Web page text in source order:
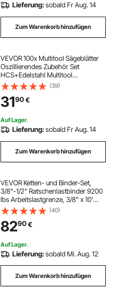
Lieferung:sobald Fr Aug. 14
Zum Warenkorb hinzufügen
VEVOR 100x Multitool Sägeblätter
Oszillierendes Zubehör Set
HCS+Edelstahl Multitool
Segmentsägeblatt 1-3/8 Zoll
Multifunktionswerkzeug Zubehör
Set 45-47 HRC
(39)
3190€
Auf Lager.
Lieferung:sobald Fr Aug. 14
Zum Warenkorb hinzufügen
VEVOR Ketten- und Binder-Set,
3/8"-1/2" Ratschenlastbinder 9200
lbs Arbeitslastgrenze, 3/8" x 10'
G80 Ketten mit Greifhaken,
Ratschenbinder und Ketten für LKW,
Festzurren, Transportieren,
Abschleppen, 2er Set
(40)
8290€
Auf Lager.
Lieferung:sobald Mi. Aug. 12
Zum Warenkorb hinzufügen